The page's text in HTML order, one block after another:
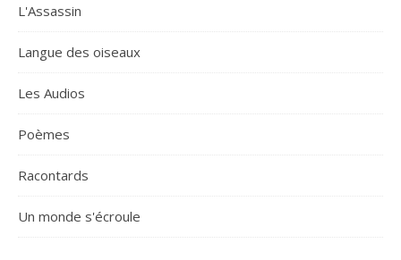
L'Assassin
Langue des oiseaux
Les Audios
Poèmes
Racontards
Un monde s'écroule